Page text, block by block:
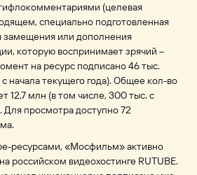
(целевая
специально подготовленная
замещения или дополнения
которую воспринимает зрячий –
на ресурс подписано 46 тыс.
начала текущего года). Общее кол-во
12,7 млн (в том числе, 300 тыс. с
Для просмотра доступно 72
ресурсами, «Мосфильм» активно
российском видеохостинге RUTUBE.